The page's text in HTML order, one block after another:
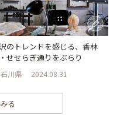
のトレンドを感じる、香林
せせらぎ通りをぶらり
石川県 2024.08.31
る